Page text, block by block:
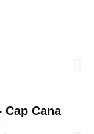
Cana